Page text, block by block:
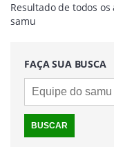
Resultado de todos
samu
FAÇA SUA BUSCA
BUSCAR